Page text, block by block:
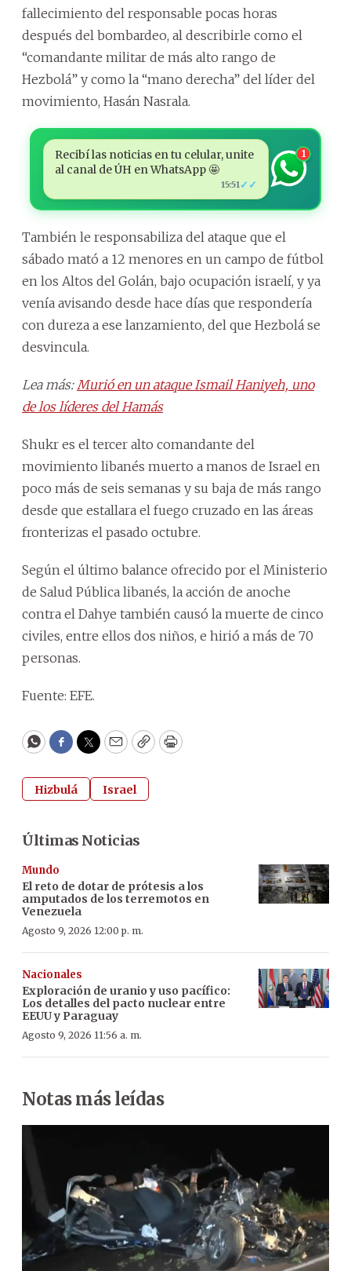
fallecimiento del responsable pocas horas
después del bombardeo, al describirle como el
“comandante militar de más alto rango de
Hezbolá” y como la “mano derecha” del líder del
movimiento, Hasán Nasrala.
Recibí las noticias en tu celular, unite
al canal de ÚH en WhatsApp 🤩
15:51 ✓✓
1
También le responsabiliza del ataque que el
sábado mató a 12 menores en un campo de fútbol
en los Altos del Golán, bajo ocupación israelí, y ya
venía avisando desde hace días que respondería
con dureza a ese lanzamiento, del que Hezbolá se
desvincula.
Lea más: Murió en un ataque Ismail Haniyeh, uno
de los líderes del Hamás
Shukr es el tercer alto comandante del
movimiento libanés muerto a manos de Israel en
poco más de seis semanas y su baja de más rango
desde que estallara el fuego cruzado en las áreas
fronterizas el pasado octubre.
Según el último balance ofrecido por el Ministerio
de Salud Pública libanés, la acción de anoche
contra el Dahye también causó la muerte de cinco
civiles, entre ellos dos niños, e hirió a más de 70
personas.
Fuente: EFE.
WhatsApp
Facebook
Twitter
EmailCopyPrint
Hizbulá Israel
Últimas Noticias
Mundo
El reto de dotar de prótesis a los
amputados de los terremotos en
Venezuela
Agosto 9, 2026 12:00 p. m.
Nacionales
Exploración de uranio y uso pacífico:
Los detalles del pacto nuclear entre
EEUU y Paraguay
Agosto 9, 2026 11:56 a. m.
Notas más leídas